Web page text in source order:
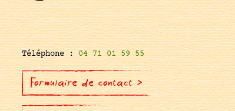
Téléphone :04 71 01 59 55
Formulaire de contact >